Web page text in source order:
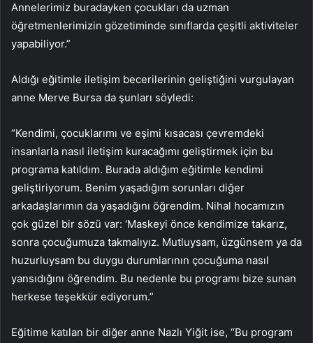
Annelerimiz buradayken çocukları da uzman
öğretmenlerimizin gözetiminde sınıflarda çeşitli aktiviteler
yapabiliyor.”
Aldığı eğitimle iletişim becerilerinin geliştiğini vurgulayan
anne Merve Bursa da şunları söyledi:
“Kendimi, çocuklarımı ve eşimi kısacası çevremdeki
insanlarla nasıl iletişim kuracağımı geliştirmek için bu
programa katıldım. Burada aldığım eğitimle kendimi
geliştiriyorum. Benim yaşadığım sorunları diğer
arkadaşlarımın da yaşadığını öğrendim. Nihal hocamızın
çok güzel bir sözü var: ‘Maskeyi önce kendimize takarız,
sonra çocuğumuza takmalıyız. Mutluysam, üzgünsem ya da
huzurluysam bu duygu durumlarının çocuğuma nasıl
yansıdığını öğrendim. Bu nedenle bu programı bize sunan
herkese teşekkür ediyorum.”
Eğitime katılan bir diğer anne Nazlı Yiğit ise, “Bu program